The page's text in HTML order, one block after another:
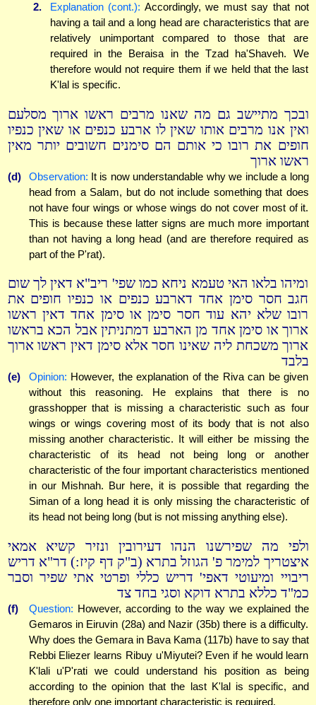
2. Explanation (cont.): Accordingly, we must say that not
having a tail and a long head are characteristics that are
relatively unimportant compared to those that are
required in the Beraisa in the Tzad ha'Shaveh. We
therefore would not require them if we held that the last
K'lal is specific.
ובכך מתיישב גם מה שאנו מרבים ראשו ארוך מסלעם
ואין אנו מרבים אותו שאין לו ארבע כנפים או שאין כנפיו
חופים את רובו כי אותם הם סימנים חשובים יותר מאין
ראשו ארוך
(d) Observation: It is now understandable why we include a long
head from a Salam, but do not include something that does
not have four wings or whose wings do not cover most of it.
This is because these latter signs are much more important
than not having a long head (and are therefore required as
part of the P'rat).
ומיהו בלאו האי טעמא ניחא כמו שפי' ריב"א דאין לך שום
חגב חסר סימן אחד דארבע כנפים או כנפיו חופים את
רובו שלא יהא עוד חסר סימן או סימן אחד דאין ראשו
ארוך או סימן אחד מן הארבע דמתניתין אבל הכא בראשו
ארוך משכחת ליה שאינו חסר אלא סימן דאין ראשו ארוך
בלבד
(e) Opinion: However, the explanation of the Riva can be given
without this reasoning. He explains that there is no
grasshopper that is missing a characteristic such as four
wings or wings covering most of its body that is not also
missing another characteristic. It will either be missing the
characteristic of its head not being long or another
characteristic of the four important characteristics mentioned
in our Mishnah. Bur here, it is possible that regarding the
Siman of a long head it is only missing the characteristic of
its head not being long (but is not missing anything else).
ולפי מה שפירשנו הנהו דעירובין ונזיר קשיא אמאי
איצטריך למימר פ' הגוזל בתרא (ב"ק דף קיז:) דר"א דריש
ריבויי ומיעוטי דאפי' דריש כללי ופרטי אתי שפיר וסבר
כמ"ד כללא בתרא דוקא וסגי בחד צד
(f) Question: However, according to the way we explained the
Gemaros in Eiruvin (28a) and Nazir (35b) there is a difficulty.
Why does the Gemara in Bava Kama (117b) have to say that
Rebbi Eliezer learns Ribuy u'Miyutei? Even if he would learn
K'lali u'P'rati we could understand his position as being
according to the opinion that the last K'lal is specific, and
therefore only one important characteristic is required.